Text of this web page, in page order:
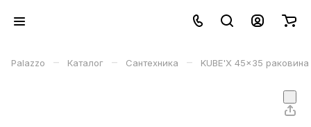
Palazzo – Каталог – Сантехника – KUBE'X 45x35